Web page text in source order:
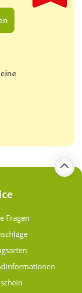
Fragen